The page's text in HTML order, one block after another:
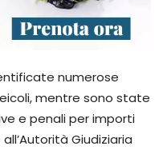
numerose
mentre sono state
e penali per importi
Giudiziaria